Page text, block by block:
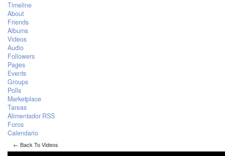
Timeline
About
Friends
Albums
Videos
Audio
Followers
Pages
Events
Groups
Polls
Marketplace
Tareas
Alimentador RSS
Foros
Calendario
← Back To Videos